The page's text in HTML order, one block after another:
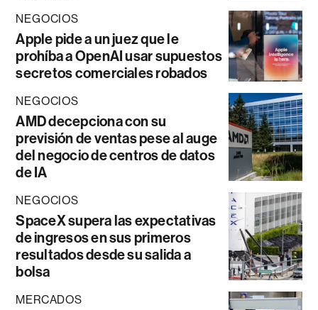
NEGOCIOS
Apple pide a un juez que le
prohíba a OpenAI usar supuestos
secretos comerciales robados
NEGOCIOS
AMD decepciona con su
previsión de ventas pese al auge
del negocio de centros de datos
de IA
NEGOCIOS
SpaceX supera las expectativas
de ingresos en sus primeros
resultados desde su salida a
bolsa
MERCADOS